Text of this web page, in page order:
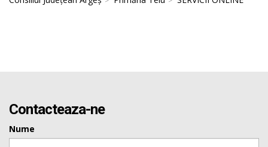
Contacteaza-ne
Nume